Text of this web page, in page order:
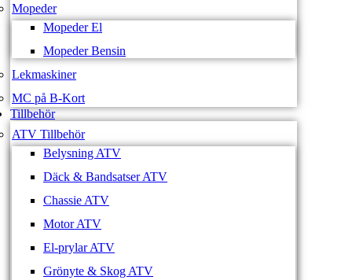
Mopeder
Mopeder El
Mopeder Bensin
Lekmaskiner
MC på B-Kort
Tillbehör
ATV Tillbehör
Belysning ATV
Däck & Bandsatser ATV
Chassie ATV
Motor ATV
El-prylar ATV
Grönyte & Skog ATV